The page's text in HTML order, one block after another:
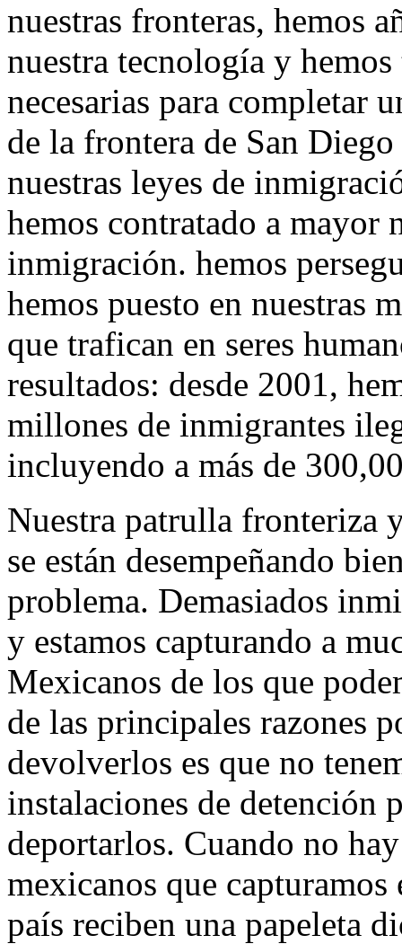
nuestras fronteras, hemos
nuestra tecnología y
necesarias para completar
de la frontera de San
nuestras leyes de
hemos contratado a mayor
inmigración. hemos
hemos puesto en nuestras
que trafican en seres
resultados: desde 2001,
millones de inmigrantes
incluyendo a más de
Nuestra patrulla fronteriza
se están desempeñando
problema. Demasiados
y estamos capturando a
Mexicanos de los que
de las principales razones
devolverlos es que no
instalaciones de detención
deportarlos. Cuando no
mexicanos que
país reciben una papeleta